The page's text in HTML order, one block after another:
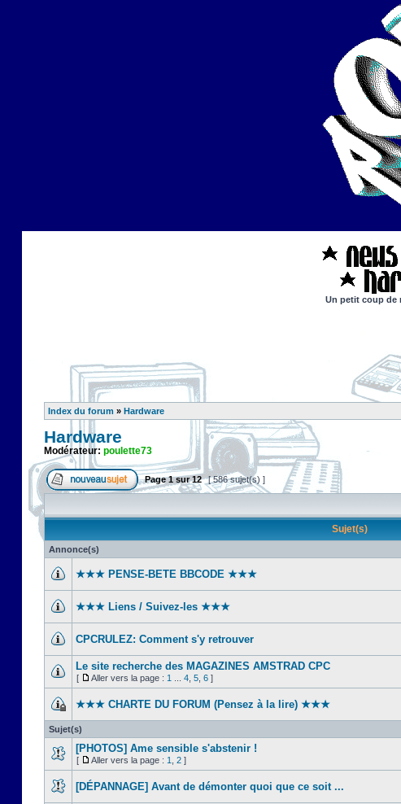
Un petit coup de
Index du forum » Hardware
Hardware
Modérateur: poulette73
Page1sur12 [ 586 sujet(s) ]
Sujet(s)
Annonce(s)
★★★ PENSE-BETE BBCODE ★★★
★★★ Liens / Suivez-les ★★★
CPCRULEZ: Comment s'y retrouver‎
Le site recherche des MAGAZINES AMSTRAD CPC
[ Aller vers la page : 1 4 5 6 ]
★★★ CHARTE DU FORUM (Pensez à la lire) ★★★
Sujet(s)
[PHOTOS] Ame sensible s'abstenir !
[ Aller vers la page : 1 2 ]
[DÉPANNAGE] Avant de démonter quoi que ce soit ...